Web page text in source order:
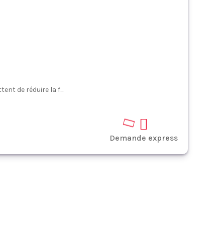
de réduire la f...
Demande express